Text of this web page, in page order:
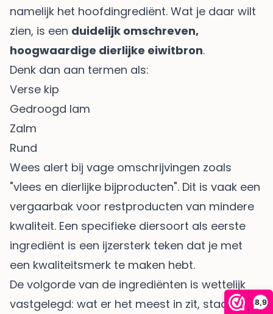
8,9
namelijk het hoofdingrediënt. Wat je daar wilt
zien, is een duidelijk omschreven,
hoogwaardige dierlijke eiwitbron.
Denk dan aan termen als:
Verse kip
Gedroogd lam
Zalm
Rund
Wees alert bij vage omschrijvingen zoals
"vlees en dierlijke bijproducten". Dit is vaak een
vergaarbak voor restproducten van mindere
kwaliteit. Een specifieke diersoort als eerste
ingrediënt is een ijzersterk teken dat je met
een kwaliteitsmerk te maken hebt.
De volgorde van de ingrediënten is wettelijk
vastgelegd: wat er het meest in zit, staat